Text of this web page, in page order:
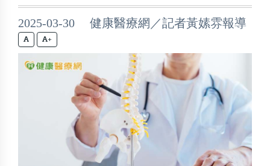
2025-03-30 健康醫療網／記者黃嫊雰報導
+